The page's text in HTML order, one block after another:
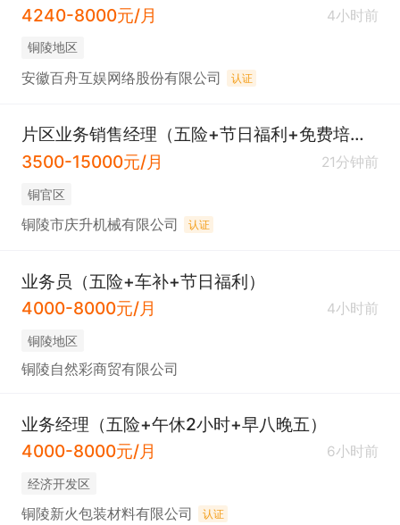
4240-8000元/月
4小时前
铜陵地区
安徽百舟互娱网络股份有限公司 认证
片区业务销售经理（五险+节日福利+免费培训）
3500-15000元/月
21分钟前
铜官区
铜陵市庆升机械有限公司 认证
业务员（五险+车补+节日福利）
4000-8000元/月
4小时前
铜陵地区
铜陵自然彩商贸有限公司
业务经理（五险+午休2小时+早八晚五）
4000-8000元/月
6小时前
经济开发区
铜陵新火包装材料有限公司 认证